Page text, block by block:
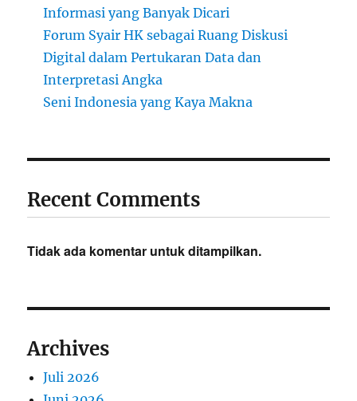
Informasi yang Banyak Dicari
Forum Syair HK sebagai Ruang Diskusi
Digital dalam Pertukaran Data dan
Interpretasi Angka
Seni Indonesia yang Kaya Makna
Recent Comments
Tidak ada komentar untuk ditampilkan.
Archives
Juli 2026